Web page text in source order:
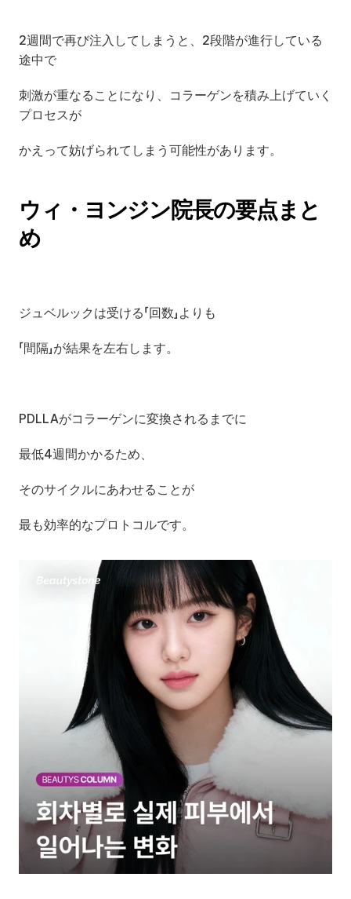
2週間で再び注入してしまうと、2段階が進行している
途中で
刺激が重なることになり、コラーゲンを積み上げていく
プロセスが
かえって妨げられてしまう可能性があります。
ウィ・ヨンジン院長の要点まと
め
ジュベルックは受ける「回数」よりも
「間隔」が結果を左右します。
PDLLAがコラーゲンに変換されるまでに
最低4週間かかるため、
そのサイクルにあわせることが
最も効率的なプロトコルです。